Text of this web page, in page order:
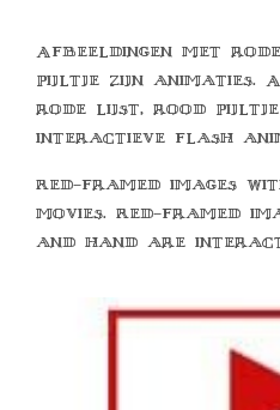
Afbeeldingen met
pijltje zijn animaties.
rode lijst, rood pijltje
interactieve flash
Red-framed images
movies. Red-framed
and hand are